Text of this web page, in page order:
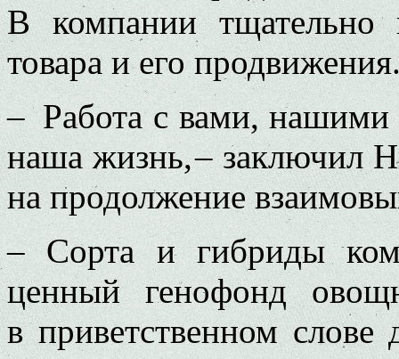
В компании тщательно
товара и его
– Работа с вами, нашими
наша жизнь, – заключил
на продолжение
– Сорта и гибриды
ценный генофонд
в приветственном